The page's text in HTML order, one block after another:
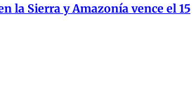
la Sierra y Amazonía vence el 15